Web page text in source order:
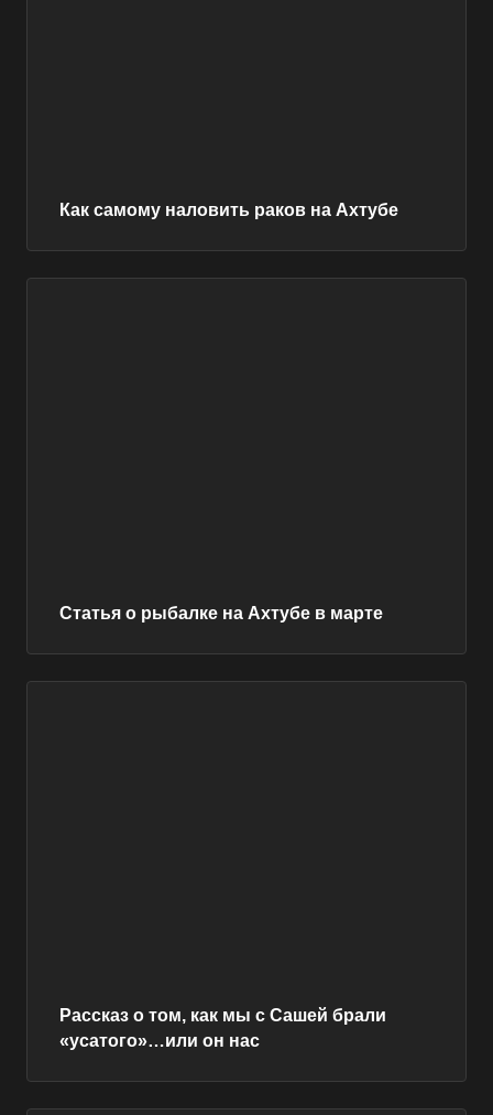
Как самому наловить раков на Ахтубе
Статья о рыбалке на Ахтубе в марте
Рассказ о том, как мы с Сашей брали
«усатого»…или он нас